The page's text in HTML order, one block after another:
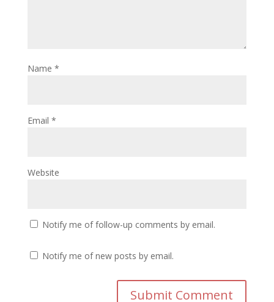
Name *
Email *
Website
Notify me of follow-up comments by email.
Notify me of new posts by email.